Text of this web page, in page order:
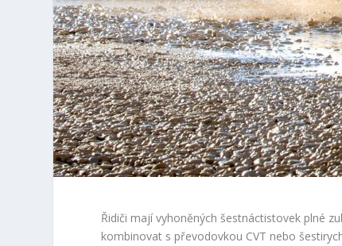
Řidiči mají vyhoněných šestnáctistovek plné
kombinovat s převodovkou CVT nebo